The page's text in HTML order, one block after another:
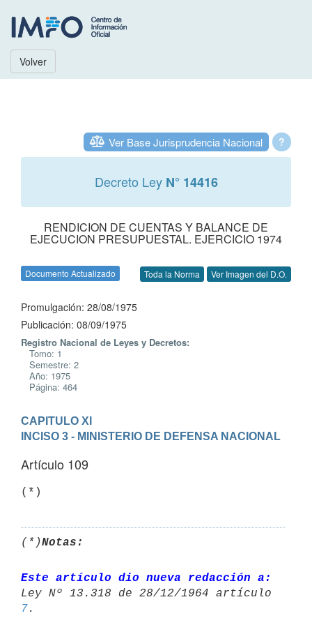
Volver
?
Ver Base Jurisprudencia Nacional
Decreto Ley N° 14416
RENDICION DE CUENTAS Y BALANCE DE
EJECUCION PRESUPUESTAL. EJERCICIO 1974
Documento Actualizado Toda la Norma Ver Imagen del D.O.
Promulgación: 28/08/1975
Publicación: 08/09/1975
Registro Nacional de Leyes y Decretos:
Tomo: 1
Semestre: 2
Año: 1975
Página: 464
CAPITULO XI
INCISO 3 - MINISTERIO DE DEFENSA NACIONAL
Artículo 109
(*)
(*)Notas:
Este artículo dio nueva redacción a:
7